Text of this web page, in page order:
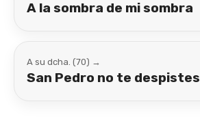
A la sombra de mi sombra
A su dcha. (70) →
San Pedro no te despistes